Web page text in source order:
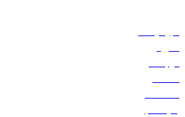
حجز الرحلات
العروض
الوجهات
الأمتعة
المساعدة
إدارة الحجز